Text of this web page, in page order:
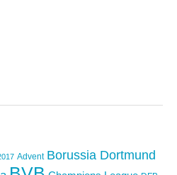
Advent Borussia Dortmund